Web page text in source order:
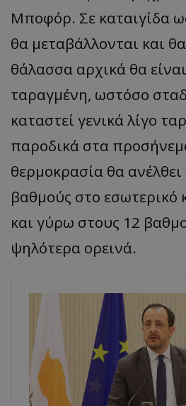
Μποφόρ. Σε καταιγίδα
θα μεταβάλλονται και
θάλασσα αρχικά θα
ταραγμένη, ωστόσο
καταστεί γενικά λίγο
παροδικά στα
θερμοκρασία θα
βαθμούς στο εσωτερικό
και γύρω στους 12
ψηλότερα ορεινά.